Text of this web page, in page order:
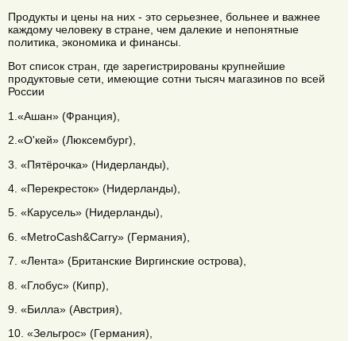
Продукты и цены на них - это серьезнее, больнее и важнее
каждому человеку в стране, чем далекие и непонятные
политика, экономика и финансы.
Вот список стран, где зарегистрированы крупнейшие
продуктовые сети, имеющие сотни тысяч магазинов по всей
России
1.«Ашан» (Франция),
2.«О'кей» (Люксембург),
3. «Пятёрочка» (Нидерланды),
4. «Перекресток» (Нидерланды),
5. «Карусель» (Нидерланды),
6. «MetroCash&Carry» (Германия),
7. «Лента» (Британские Виргинские острова),
8. «Глобус» (Кипр),
9. «Билла» (Австрия),
10. «Зельгрос» (Германия),